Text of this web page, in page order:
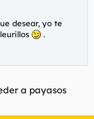
desear, yo te
.
a payasos